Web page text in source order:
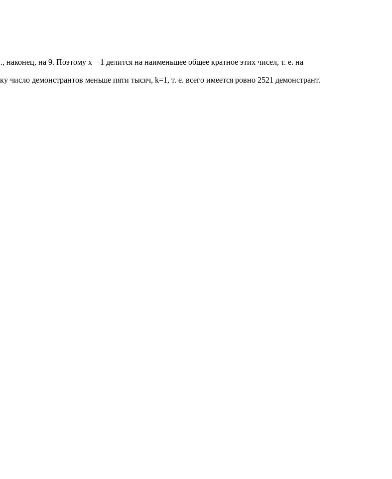
на 9. Поэтому х—1 делится на наименьшее общее кратное этих чисел, т. е. на
демонстрантов меньше пяти тысяч, k=1, т. е. всего имеется ровно 2521 демонстрант.